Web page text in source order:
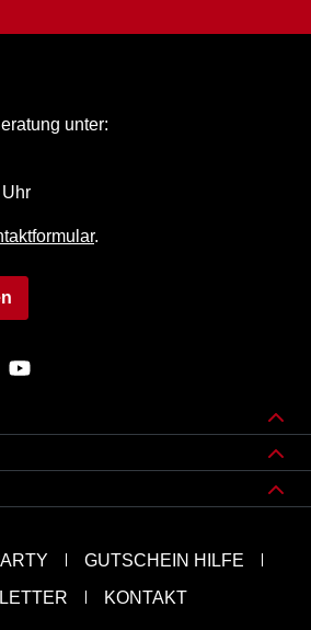
unter:
Uhr
.
– öffnet in neuem Tab (externer
vorbei – öffnet in neuem Tab
TikTok-Videos an – öffnet in neuem
uns auf WhatsApp – öffnet in neuem
uns auf X – öffnet in neuem Tab
Sieh dir unsere Videos auf YouTube
GUTSCHEIN HILFE
KONTAKT